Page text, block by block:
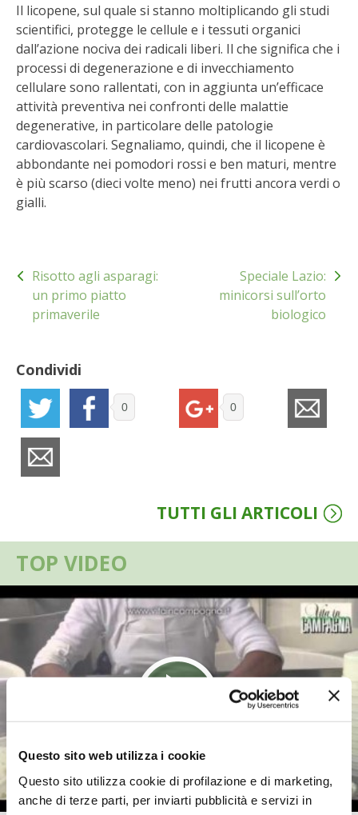
Questo sito web utilizza i cookie
Questo sito utilizza cookie di profilazione e di marketing,
anche di terze parti, per inviarti pubblicità e servizi in
HUSQVARNA
ZAPI GARDEN
BENZA
ORTO BIO – TECNICHE DI COLTIVAZIONE
THERMACELL
IL MIO ORTO
ANIMALI UMANI E NON UMANI
IL MIO 2025
COLTIVARE L’OLIVO
CORMIK
PENSA ALTERNATIVO
GARDENA
VERONESI
RIMANI A CONTATTO CON LA NATURA
ARCHMAN
NATURALMENTE
Il licopene, sul quale si stanno moltiplicando gli studi
scientifici, protegge le cellule e i tessuti organici
dall’azione nociva dei radicali liberi. Il che significa che i
processi di degenerazione e di invecchiamento
cellulare sono rallentati, con in aggiunta un’efficace
attività preventiva nei confronti delle malattie
degenerative, in particolare delle patologie
cardiovascolari. Segnaliamo, quindi, che il licopene è
abbondante nei pomodori rossi e ben maturi, mentre
è più scarso (dieci volte meno) nei frutti ancora verdi o
gialli.
articoli
Risotto agli asparagi:
un primo piatto
primaverile
Speciale Lazio:
minicorsi sull’orto
biologico
Condividi
0 0
TUTTI GLI ARTICOLI
TOP VIDEO